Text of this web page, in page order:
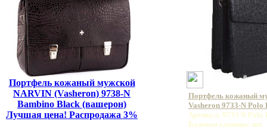
Портфель кожаный мужской
NARVIN (Vasheron) 9738-N
Bambino Black (вашерон)
Лучшая цена! Распродажа 3%
Портфель кожаный
Vasheron 9733-N
Артикул: 9733 N Polo
Базовая единица: шт